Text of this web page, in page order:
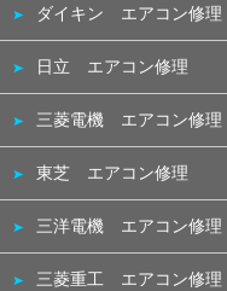
ダイキン エアコン修理
日立 エアコン修理
三菱電機 エアコン修理
東芝 エアコン修理
三洋電機 エアコン修理
三菱重工 エアコン修理